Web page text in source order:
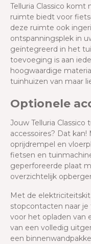
Telluria Classico
ruimte biedt voor
deze ruimte ook
ontspanningsplek in
geïntegreerd in het
toevoeging is aan
hoogwaardige
tuinhuizen van maar
Optionele
Jouw Telluria
accessoires? Dat
oprijdrempel en
fietsen en
geperforeerde plaat
overzichtelijk
Met de
stopcontacten naar
voor het opladen van
van een volledig
een